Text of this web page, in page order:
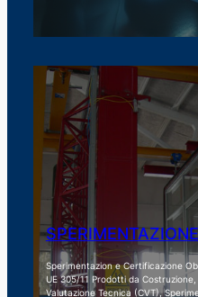
Sperimentazion e Certificazione
UE 305/11 Prodotti da
Valutazione Tecnica (CVT),